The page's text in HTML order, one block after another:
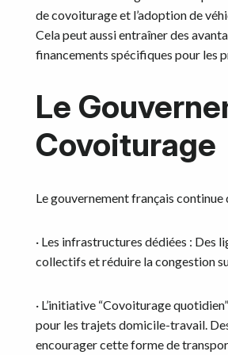
de covoiturage et l’adoption de
Cela peut aussi entraîner des
financements spécifiques pour les
Le
Covoiturage
Le gouvernement français
· Les infrastructures dédiées :
collectifs et réduire la congestion
· L’initiative “Covoiturage
pour les trajets domicile-travail.
encourager cette forme de